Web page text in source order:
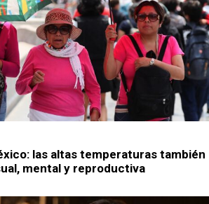
las altas temperaturas también
mental y reproductiva